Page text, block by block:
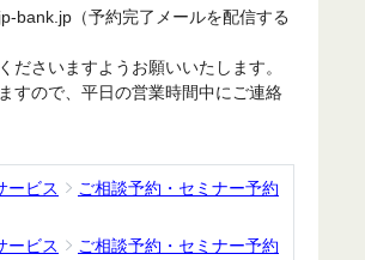
bank.jp（予約完了メールを配信する
さいますようお願いいたします。
すので、平日の営業時間中にご連絡
ービス ご相談予約・セミナー予約
ービス ご相談予約・セミナー予約